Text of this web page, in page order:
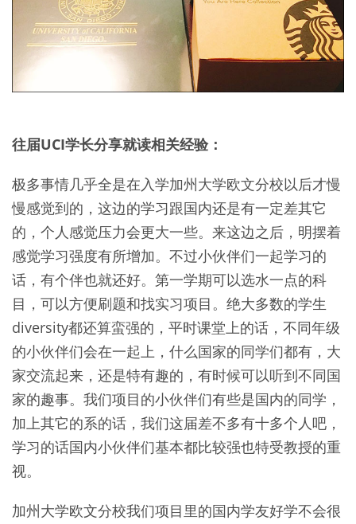
往届UCI学长分享就读相关经验：
极多事情几乎全是在入学加州大学欧文分校以后才慢
慢感觉到的，这边的学习跟国内还是有一定差其它
的，个人感觉压力会更大一些。来这边之后，明摆着
感觉学习强度有所增加。不过小伙伴们一起学习的
话，有个伴也就还好。第一学期可以选水一点的科
目，可以方便刷题和找实习项目。绝大多数的学生
diversity都还算蛮强的，平时课堂上的话，不同年级
的小伙伴们会在一起上，什么国家的同学们都有，大
家交流起来，还是特有趣的，有时候可以听到不同国
家的趣事。我们项目的小伙伴们有些是国内的同学，
加上其它的系的话，我们这届差不多有十多个人吧，
学习的话国内小伙伴们基本都比较强也特受教授的重
视。
加州大学欧文分校我们项目里的国内学友好学不会很